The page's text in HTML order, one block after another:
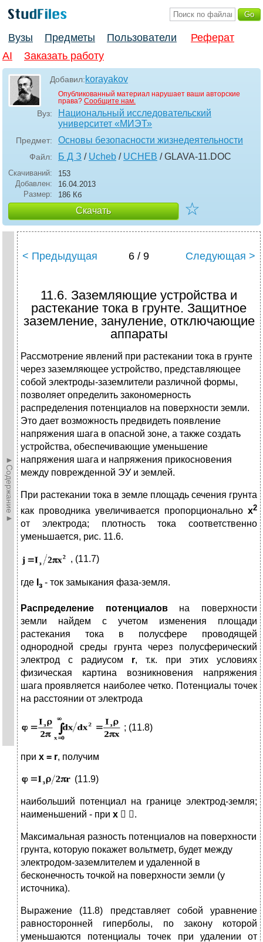
Вузы Предметы Пользователи
Реферат
AI
Заказать работу
Добавил:korayakov
Опубликованный материал нарушает ваши авторские
права? Сообщите нам.
Вуз:
Национальный исследовательский
университет «МИЭТ»
Предмет: Основы безопасности жизнедеятельности
Файл: Б Д З / Ucheb / UCHEB / GLAVA-11.DOC
Скачиваний:
153
Добавлен:
16.04.2013
Размер:
186 Кб
Скачать ☆
►Содержание►
< Предыдущая 6 / 9 Следующая >
11.6. Заземляющие устройства и
растекание тока в грунте. Защитное
заземление, зануление, от­ключающие
аппараты
Рассмотрение явлений при растекании тока в грунте
через зазем­ляющее устройство, представляющее
собой электроды-заземлители различной формы,
позволяет определить закономерность
распределения потенциалов на поверхности земли.
Это дает возможность предвидеть появление
напряжения шага в опасной зоне, а также создать
устрой­ства, обеспечивающие уменьшение
напряжения шага и напряжения прикосновения
между поврежденной ЭУ и землей.
При растекании тока в земле площадь сечения грунта
как проводника увеличивается пропорционально x2
от электрода; плотность тока соответственно
уменьшается, рис. 11.6.
, (11.7)
где з - ток замыкания фаза-земля.
Распределение потенциаловна поверхности
земли найдем с учетом изменения площади
растекания тока в полусфере проводящей
однородной среды грунта через полусферический
электрод с радиусом r, т.к. при этих условиях
физическая картина возникновения напряжения
шага проявляется наиболее четко. Потенциалы точек
на расстоянии от электрода
; (11.8)
при x = r, получим
(11.9)
наибольший потенциал на границе электрод-земля;
наименьшений - при x  .
Максимальная разность потенциалов на поверхности
грунта, кото­рую покажет вольтметр, будет между
электродом-заземлителем и удален­ной в
бесконечность точкой на поверхности земли (у
источника).
Выражение (11.8) представляет собой уравнение
равносторон­ней гиперболы, по закону которой
уменьшаются потенциалы точек при удалении от